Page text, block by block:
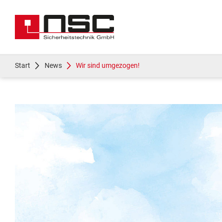
Start News Wir sind umgezogen!